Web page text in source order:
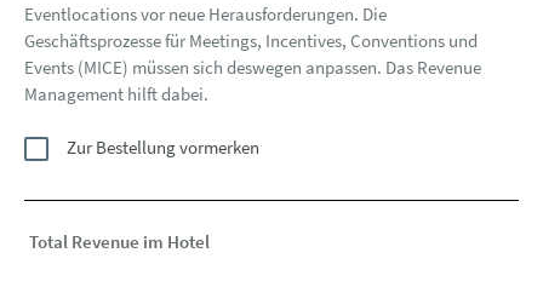
Eventlocations vor neue Herausforderungen. Die
Geschäftsprozesse für Meetings, Incentives, Conventions und
Events (MICE) müssen sich deswegen anpassen. Das Revenue
Management hilft dabei.
Zur Bestellung vormerken
Total Revenue im Hotel